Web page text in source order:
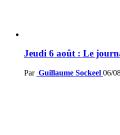
Jeudi 6 août : Le
Par Guillaume Sockeel 06/